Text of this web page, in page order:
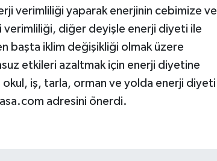
verimliliği yaparak enerjinin cebimize ve
verimliliği, diğer deyişle enerji diyeti ile
başta iklim değişikliği olmak üzere
etkileri azaltmak için enerji diyetine
okul, iş, tarla, orman ve yolda enerji diyeti
adresini önerdi.